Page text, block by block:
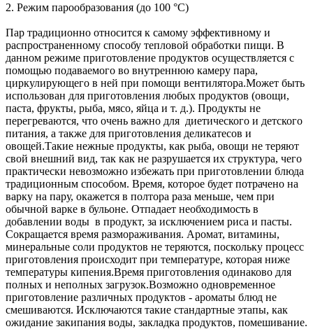
2. Режим парообразования (до 100 °С)
Пар традиционно относится к самому эффективному и
распространенному способу тепловой обработки пищи. В
данном режиме приготовление продуктов осуществляется с
помощью подаваемого во внутреннюю камеру пара,
циркулирующего в ней при помощи вентилятора.Может быть
использован для приготовления любых продуктов (овощи,
паста, фрукты, рыба, мясо, яйца и т. д.). Продукты не
перегреваются, что очень важно для диетического и детского
питания, а также для приготовления деликатесов и
овощей.Такие нежные продукты, как рыба, овощи не теряют
свой внешний вид, так как не разрушается их структура, чего
практически невозможно избежать при приготовлении блюда
традиционным способом. Время, которое будет потрачено на
варку на пару, окажется в полтора раза меньше, чем при
обычной варке в бульоне. Отпадает необходимость в
добавлении воды в продукт, за исключением риса и пасты.
Сокращается время размораживания. Аромат, витамины,
минеральные соли продуктов не теряются, поскольку процесс
приготовления происходит при температуре, которая ниже
температуры кипения.Время приготовления одинаково для
полных и неполных загрузок.Возможно одновременное
приготовление различных продуктов - ароматы блюд не
смешиваются. Исключаются такие стандартные этапы, как
ожидание закипания воды, закладка продуктов, помешивание.